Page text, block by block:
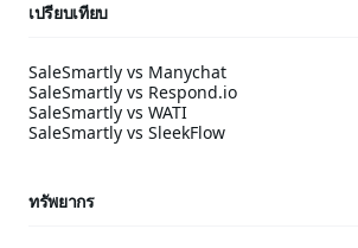
เปรียบเทียบ
SaleSmartly vs Manychat
SaleSmartly vs Respond.io
SaleSmartly vs WATI
SaleSmartly vs SleekFlow
ทรัพยากร